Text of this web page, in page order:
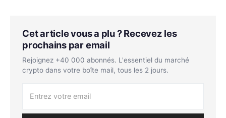
Cet article vous a plu ? Recevez les
prochains par email
Rejoignez +40 000 abonnés. L'essentiel du marché
crypto dans votre boîte mail, tous les 2 jours.